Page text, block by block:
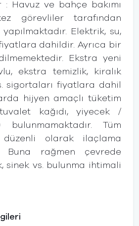
: Havuz ve bahçe bakımı
görevliler tarafından
Elektrik, su,
dahildir. Ayrıca bir
Ekstra yeni
ekstra temizlik, kiralık
sigortaları fiyatlara dahil
hijyen amaçlı tüketim
kağıdı, yiyecek /
Tüm
düzenli olarak ilaçlama
Buna rağmen çevrede
sinek vs. bulunma ihtimali